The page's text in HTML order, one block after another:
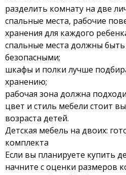
разделить комнату на две
спальные места, рабочие
хранения для каждого
спальные места должны
безопасными;
шкафы и полки лучше
хранению;
рабочая зона должна
цвет и стиль мебели стоит
возраста детей.
Детская мебель на двоих:
комплекта
Если вы планируете купить
начните с оценки размеров